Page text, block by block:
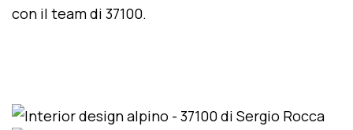
con il team di 37100.